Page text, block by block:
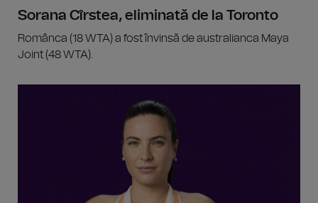
Sorana Cîrstea, eliminată de la Toronto
Românca (18 WTA) a fost învinsă de australianca Maya
Joint (48 WTA).